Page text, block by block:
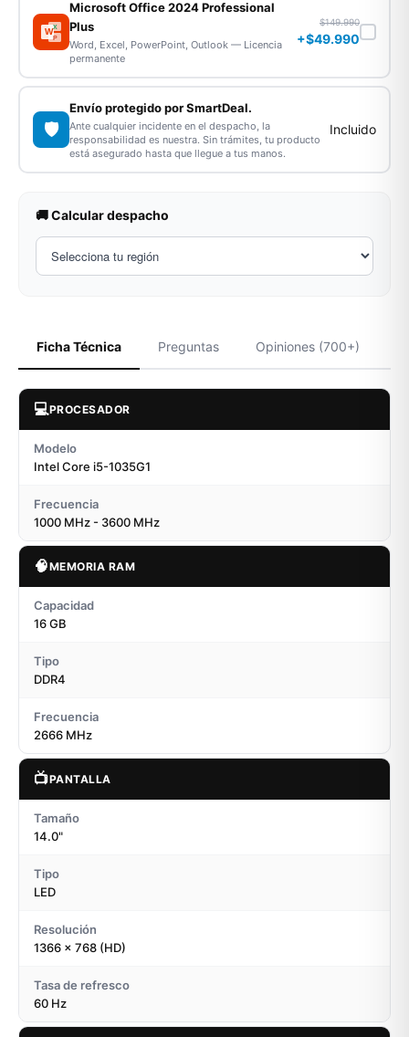
WX
P
Microsoft Office 2024 Professional
Plus
Word, Excel, PowerPoint, Outlook — Licencia
permanente
$149.990
+$49.990
🛡️
Envío protegido por SmartDeal.
Ante cualquier incidente en el despacho, la
responsabilidad es nuestra. Sin trámites, tu producto
está asegurado hasta que llegue a tus manos.
Incluido
🚚 Calcular despacho
Ficha Técnica Preguntas Opiniones (700+)
💻PROCESADOR
Modelo
Intel Core i5-1035G1
Frecuencia
1000 MHz - 3600 MHz
🧠MEMORIA RAM
Capacidad
16 GB
Tipo
DDR4
Frecuencia
2666 MHz
📺PANTALLA
Tamaño
14.0"
Tipo
LED
Resolución
1366 x 768 (HD)
Tasa de refresco
60 Hz